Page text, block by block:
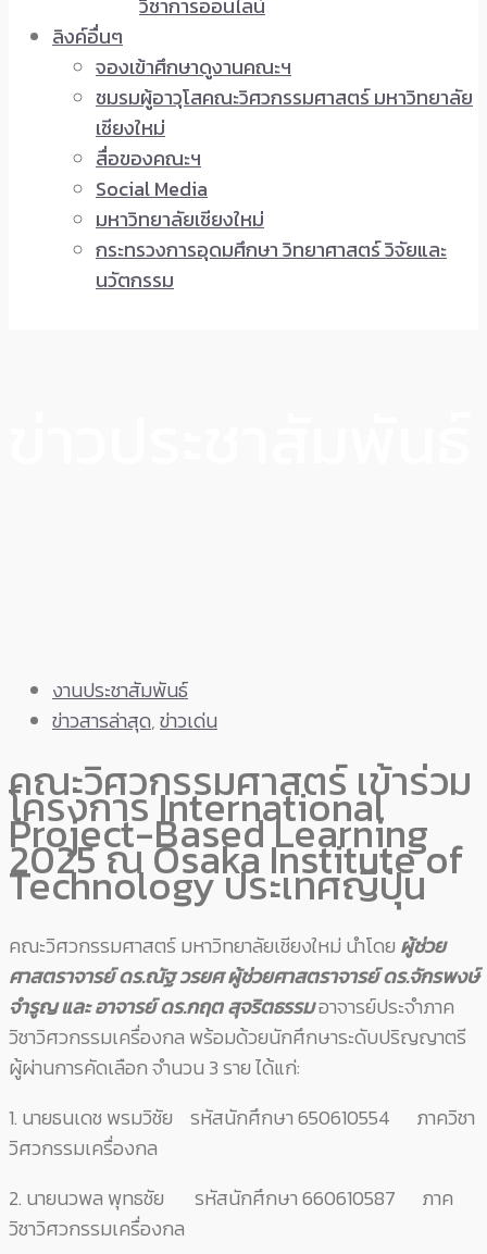
วิชาการออนไลน์
ลิงค์อื่นๆ
จองเข้าศึกษาดูงานคณะฯ
ชมรมผู้อาวุโสคณะวิศวกรรมศาสตร์ มหาวิทยาลัย
เชียงใหม่
สื่อของคณะฯ
Social Media
มหาวิทยาลัยเชียงใหม่
กระทรวงการอุดมศึกษา วิทยาศาสตร์ วิจัยและ
นวัตกรรม
งานประชาสัมพันธ์
ข่าวสารล่าสุด,ข่าวเด่น
คณะวิศวกรรมศาสตร์ เข้าร่วม
โครงการ International
Project-Based Learning
2025 ณ Osaka Institute of
Technology ประเทศญี่ปุ่น
คณะวิศวกรรมศาสตร์ มหาวิทยาลัยเชียงใหม่ นำโดย ผู้ช่วย
ศาสตราจารย์ ดร.ณัฐ วรยศผู้ช่วยศาสตราจารย์ ดร.จักรพงษ์
จำรูญ และ อาจารย์ ดร.กฤต สุจริตธรรมอาจารย์ประจำภาค
วิชาวิศวกรรมเครื่องกล พร้อมด้วยนักศึกษาระดับปริญญาตรี
ผู้ผ่านการคัดเลือก จำนวน 3 ราย ได้แก่:
1. นายธนเดช พรมวิชัย รหัสนักศึกษา 650610554 ภาควิชา
วิศวกรรมเครื่องกล
2. นายนวพล พุทธชัย รหัสนักศึกษา 660610587 ภาค
วิชาวิศวกรรมเครื่องกล